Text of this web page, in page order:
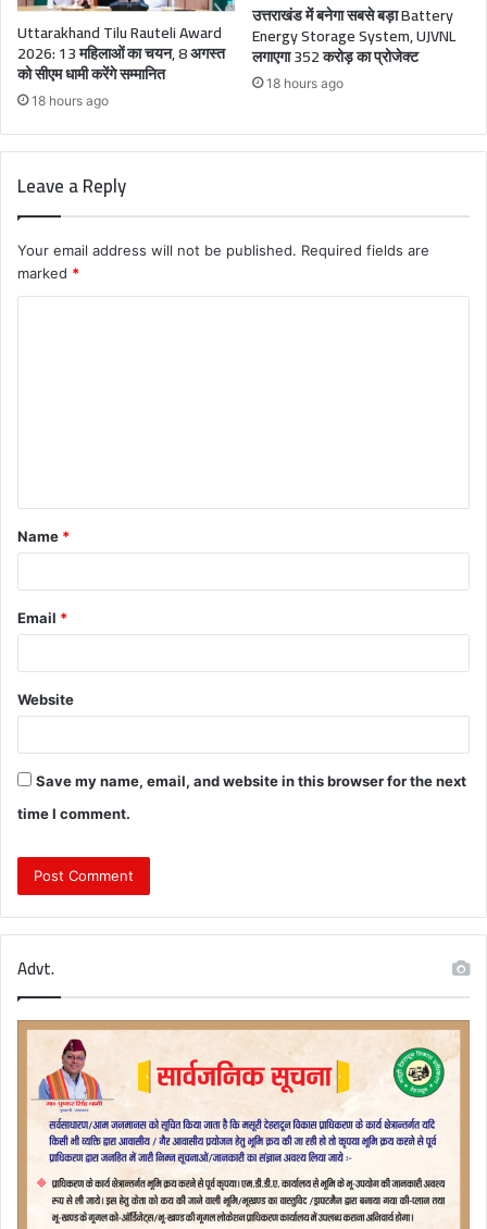
Uttarakhand Tilu Rauteli Award
2026: 13 महिलाओं का चयन, 8 अगस्त
को सीएम धामी करेंगे सम्मानित
18 hours ago
उत्तराखंड में बनेगा सबसे बड़ा Battery
Energy Storage System, UJVNL
लगाएगा 352 करोड़ का प्रोजेक्ट
18 hours ago
Leave a Reply
Your email address will not be published. Required fields are
marked *
t
*
Name *
Email *
Website
Save my name, email, and website in this browser for the next
time I comment.
Advt.